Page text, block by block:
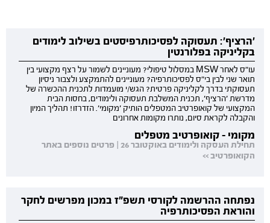
'הרציף': תעסוקה לפסיכותרפיסטים בשילוב לימודים
בקליניקה בפלורנטין
עו"ס לאחר MSW במסלול טיפולי? מעוניינים לשמור על רצף מקצועי בין
תואר שני לבין בי"ס לפסיכותרפיה? מעוניינים להתמקצע ולצבור ניסיון
תעסוקתי בדרך לקליניקה פרטית? הגש/י מועמדות לתכנית ההכשרה של
מדרשת 'הרציף', תכנית המשלבת תעסוקה ולימודים, בחסות הבית
המקצועי של קואופרטיב המטפלים הותיק 'מקומי'. הזדרזו! תהליך המיון
והקבלה לקראת סיום, נותרו מקומות אחרונים
מקומי - קואופרטיב מטפלים
תחילת העסקה ולימודים באוקטובר 26 | פרטים נוספים באתר
הקואופרטיב >>
נפתחה ההרשמה לקורסי תשפ"ז במכון מפרשים לחקר
והוראת הפסיכותרפיה